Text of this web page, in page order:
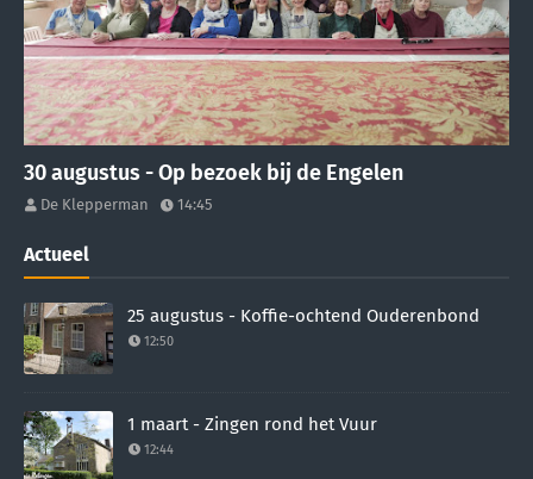
30 augustus - Op bezoek bij de Engelen
De Klepperman 14:45
Actueel
25 augustus - Koffie-ochtend Ouderenbond
12:50
1 maart - Zingen rond het Vuur
12:44